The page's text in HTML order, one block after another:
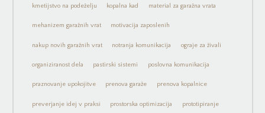
kmetijstvo na podeželju kopalna kad material za garažna vrata
mehanizem garažnih vrat motivacija zaposlenih
nakup novih garažnih vrat notranja komunikacija ograje za živali
organiziranost dela pastirski sistemi poslovna komunikacija
praznovanje upokojitve prenova garaže prenova kopalnice
preverjanje idej v praksi prostorska optimizacija prototipiranje